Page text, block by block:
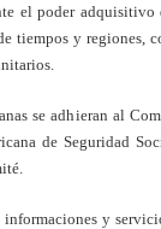
el poder
tiempos y regiones,
se adhieran al
de Seguridad
y